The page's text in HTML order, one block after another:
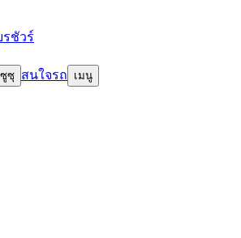
ชัวร์
ซูซุ สนใจรถ เมนู